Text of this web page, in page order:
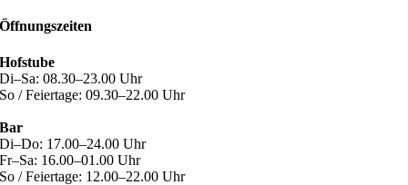
Öffnungszeiten
Hofstube
Di–Sa: 08.30–23.00 Uhr
So / Feiertage: 09.30–22.00 Uhr
Bar
Di–Do: 17.00–24.00 Uhr
Fr–Sa: 16.00–01.00 Uhr
So / Feiertage: 12.00–22.00 Uhr